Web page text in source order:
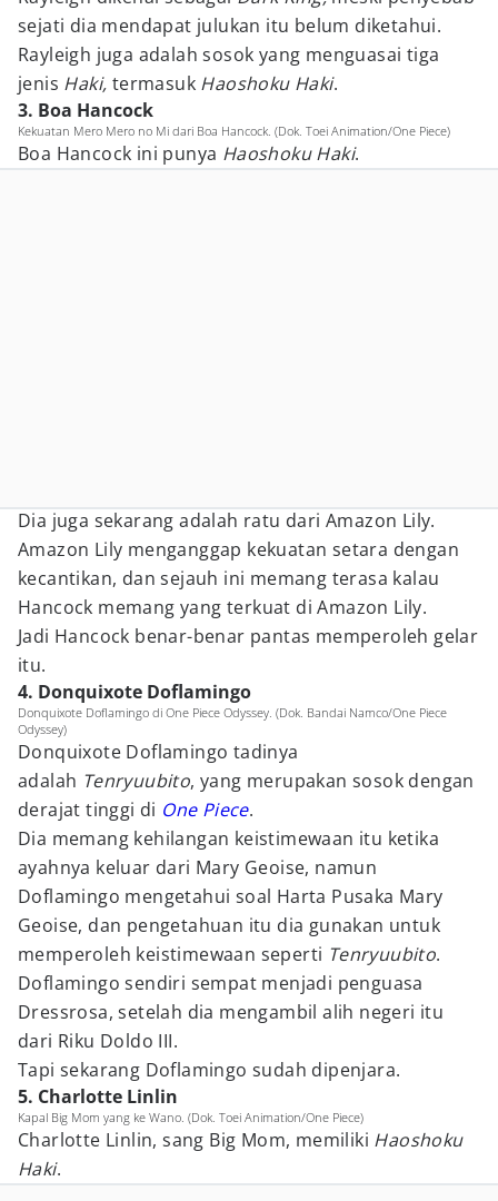
sejati dia mendapat julukan itu belum diketahui.
Rayleigh juga adalah sosok yang menguasai tiga
jenis Haki, termasuk Haoshoku Haki.
3. Boa Hancock
Kekuatan Mero Mero no Mi dari Boa Hancock. (Dok. Toei Animation/One Piece)
Boa Hancock ini punya Haoshoku Haki.
Dia juga sekarang adalah ratu dari Amazon Lily.
Amazon Lily menganggap kekuatan setara dengan
kecantikan, dan sejauh ini memang terasa kalau
Hancock memang yang terkuat di Amazon Lily.
Jadi Hancock benar-benar pantas memperoleh gelar
itu.
4. Donquixote Doflamingo
Donquixote Doflamingo di One Piece Odyssey. (Dok. Bandai Namco/One Piece
Odyssey)
Donquixote Doflamingo tadinya
adalah Tenryuubito, yang merupakan sosok dengan
derajat tinggi di One Piece.
Dia memang kehilangan keistimewaan itu ketika
ayahnya keluar dari Mary Geoise, namun
Doflamingo mengetahui soal Harta Pusaka Mary
Geoise, dan pengetahuan itu dia gunakan untuk
memperoleh keistimewaan seperti Tenryuubito.
Doflamingo sendiri sempat menjadi penguasa
Dressrosa, setelah dia mengambil alih negeri itu
dari Riku Doldo III.
Tapi sekarang Doflamingo sudah dipenjara.
5. Charlotte Linlin
Kapal Big Mom yang ke Wano. (Dok. Toei Animation/One Piece)
Charlotte Linlin, sang Big Mom, memiliki Haoshoku
Haki.